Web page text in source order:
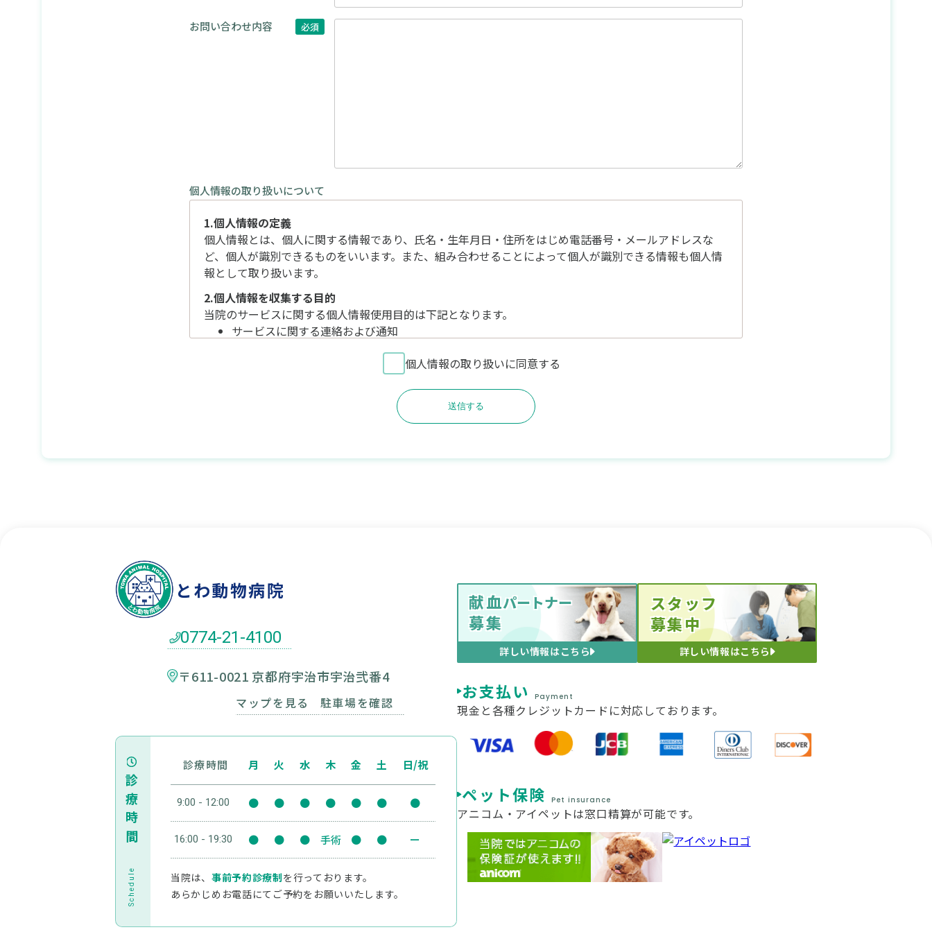
お問い合わせ内容 必須
個人情報の取り扱いについて
1.個人情報の定義
個人情報とは、個人に関する情報であり、氏名・生年月日・住所をはじめ電話番号・メールアドレスな
ど、個人が識別できるものをいいます。また、組み合わせることによって個人が識別できる情報も個人情
報として取り扱います。
2.個人情報を収集する目的
当院のサービスに関する個人情報使用目的は下記となります。
サービスに関する連絡および通知
お客様のご意見やご感想の回答のお願い
個人情報は前述の目的の範囲内で利用いたします。
また、原則外部の第三者に個人情報を提供することはありませんが、その場合も本人の了解を得た上で行
てお申し出ください。
十分な個人情報保護水準を確保していることを条件として委託先を選定し、機密保持契約を結んだ上で行
います。
個人情報への不当なアクセスまたは個人情報の紛失、破壊、改竄、漏洩などの危険に対して、技術面及び
組織面において必要な安全対策を継続的に講じるよう努めています。
6.お問合せなど
本件に関するお問合せは下記までお願い申し上げます。
とわ動物病院(旧・おざわ動物病院) TEL 0774-21-4100
個人情報の取り扱いに同意する
とわ動物病院
0774-21-4100
〒611-0021 京都府宇治市宇治弐番4
マップを見る 駐車場を確認
診療時間
Schedule
診療時間 月 火 水 木 金 土 日/祝
9:00 - 12:00 ● ● ● ● ● ● ●
16:00 - 19:30 ● ● ● 手術 ● ● ー
当院は、 事前予約診療制を行っております。
あらかじめお電話にてご予約をお願いいたします。
献血パートナー
募集
詳しい情報はこちら
スタッフ
募集中
詳しい情報はこちら
お支払い Payment
現金と各種クレジットカードに対応しております。
ペット保険 Pet insurance
アニコム・アイペットは窓口精算が可能です。